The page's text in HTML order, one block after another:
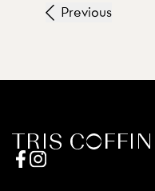
Previous